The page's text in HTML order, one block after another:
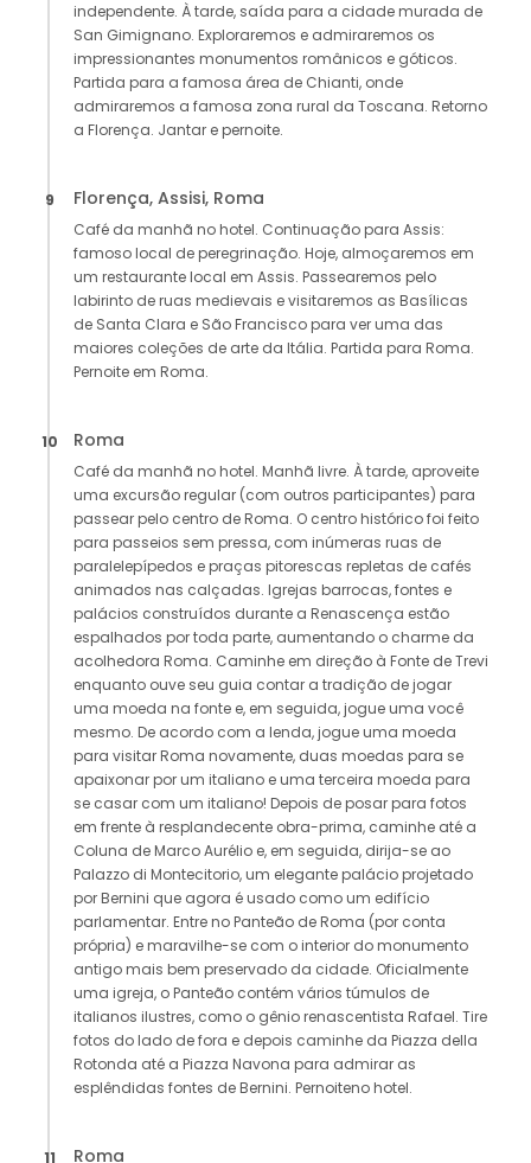
independente. À tarde, saída para a cidade murada de
San Gimignano. Exploraremos e admiraremos os
impressionantes monumentos românicos e góticos.
Partida para a famosa área de Chianti, onde
admiraremos a famosa zona rural da Toscana. Retorno
a Florença. Jantar e pernoite.
9 Florença, Assisi, Roma
Café da manhã no hotel. Continuação para Assis:
famoso local de peregrinação. Hoje, almoçaremos em
um restaurante local em Assis. Passearemos pelo
labirinto de ruas medievais e visitaremos as Basílicas
de Santa Clara e São Francisco para ver uma das
maiores coleções de arte da Itália. Partida para Roma.
Pernoite em Roma.
10 Roma
Café da manhã no hotel. Manhã livre. À tarde, aproveite
uma excursão regular (com outros participantes) para
passear pelo centro de Roma. O centro histórico foi feito
para passeios sem pressa, com inúmeras ruas de
paralelepípedos e praças pitorescas repletas de cafés
animados nas calçadas. Igrejas barrocas, fontes e
palácios construídos durante a Renascença estão
espalhados por toda parte, aumentando o charme da
acolhedora Roma. Caminhe em direção à Fonte de Trevi
enquanto ouve seu guia contar a tradição de jogar
uma moeda na fonte e, em seguida, jogue uma você
mesmo. De acordo com a lenda, jogue uma moeda
para visitar Roma novamente, duas moedas para se
apaixonar por um italiano e uma terceira moeda para
se casar com um italiano! Depois de posar para fotos
em frente à resplandecente obra-prima, caminhe até a
Coluna de Marco Aurélio e, em seguida, dirija-se ao
Palazzo di Montecitorio, um elegante palácio projetado
por Bernini que agora é usado como um edifício
parlamentar. Entre no Panteão de Roma (por conta
própria) e maravilhe-se com o interior do monumento
antigo mais bem preservado da cidade. Oficialmente
uma igreja, o Panteão contém vários túmulos de
italianos ilustres, como o gênio renascentista Rafael. Tire
fotos do lado de fora e depois caminhe da Piazza della
Rotonda até a Piazza Navona para admirar as
esplêndidas fontes de Bernini. Pernoiteno hotel.
11 Roma